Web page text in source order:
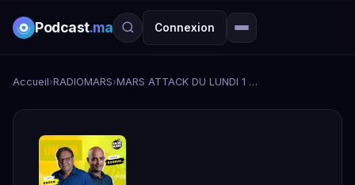
Podcast.ma Connexion
Accueil›RADIOMARS› MARS ATTACK DU LUNDI 1 JUIN 2026 - LE REPLAY